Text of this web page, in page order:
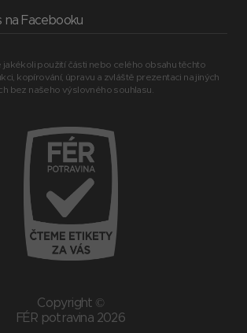
na Facebooku
jakékoli použití části nebo celého obsahu těchto
kopírování, úpravu a zvláště prezentaci na jiných
bez našeho výslovného souhlasu.
Copyright ©
FÉR potravina 2026